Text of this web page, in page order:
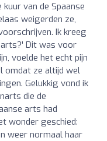
van de Spaanse
weigerden ze,
Ik kreeg
Dit was voor
voelde het echt pijn
omdat ze altijd wel
Gelukkig vond ik
die de
arts had
wonder geschied:
weer normaal haar